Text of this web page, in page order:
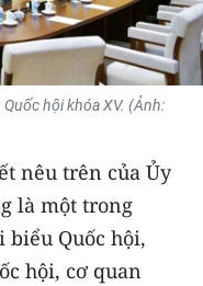
hội khóa XV. (Ảnh:
nêu trên của Ủy
là một trong
Quốc hội,
hội, cơ quan